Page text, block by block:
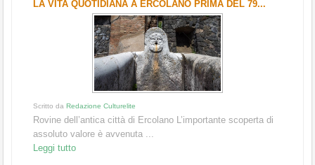
LA VITA QUOTIDIANA A ERCOLANO PRIMA DEL 79...
Scritto da Redazione Culturelite
Rovine dell’antica città di Ercolano L’importante scoperta di
assoluto valore è avvenuta ...
Leggi tutto